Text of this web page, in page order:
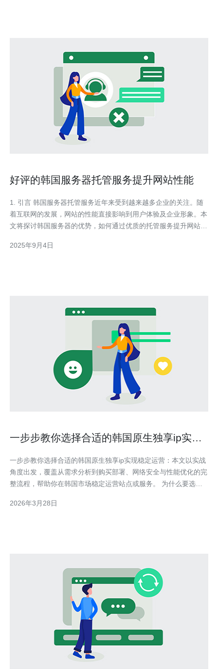
好评的韩国服务器托管服务提升网站性能
1. 引言 韩国服务器托管服务近年来受到越来越多企业的关注。随
着互联网的发展，网站的性能直接影响到用户体验及企业形象。本
文将探讨韩国服务器的优势，如何通过优质的托管服务提升网站性
优势 韩国服务器以其高性能和稳定性著称，适合各类企业网站的
2025年9月4日
一步步教你选择合适的韩国原生独享ip实现
一步步教你选择合适的韩国原生独享ip实现稳定运营：本文以实战
角度出发，覆盖从需求分析到购买部署、网络安全与性能优化的完
整流程，帮助你在韩国市场稳定运营站点或服务。 为什么要选择
延迟、更好的路由直达和更少的NAT/代理问题，有利于SEO优
2026年3月28日